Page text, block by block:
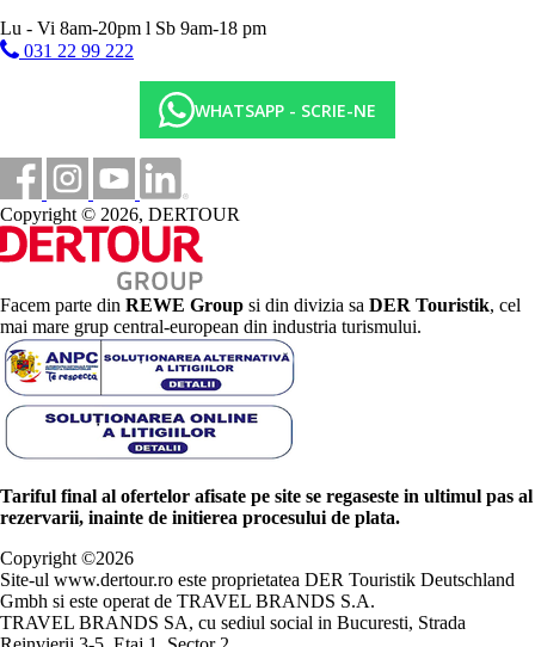
Lu - Vi 8am-20pm l Sb 9am-18 pm
031 22 99 222
WHATSAPP - SCRIE-NE
Copyright © 2026, DERTOUR
Facem parte din REWE Group si din divizia sa DER Touristik, cel
mai mare grup central-european din industria turismului.
Tariful final al ofertelor afisate pe site se regaseste in ultimul pas al
rezervarii, inainte de initierea procesului de plata.
Copyright ©2026
Site-ul www.dertour.ro este proprietatea DER Touristik Deutschland
Gmbh si este operat de TRAVEL BRANDS S.A.
TRAVEL BRANDS SA, cu sediul social in Bucuresti, Strada